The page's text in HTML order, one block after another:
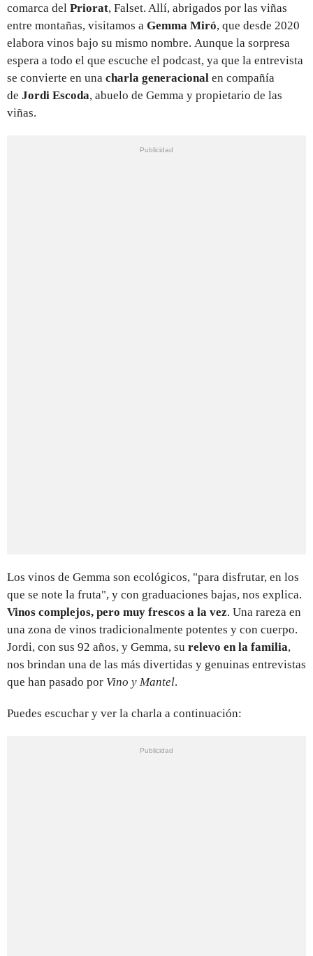
comarca del Priorat, Falset. Allí, abrigados por las viñas
entre montañas, visitamos a Gemma Miró, que desde 2020
elabora vinos bajo su mismo nombre. Aunque la sorpresa
espera a todo el que escuche el podcast, ya que la entrevista
se convierte en una charla generacional en compañía
de Jordi Escoda, abuelo de Gemma y propietario de las
viñas.
Los vinos de Gemma son ecológicos, "para disfrutar, en los
que se note la fruta", y con graduaciones bajas, nos explica.
Vinos complejos, pero muy frescos a la vez. Una rareza en
una zona de vinos tradicionalmente potentes y con cuerpo.
Jordi, con sus 92 años, y Gemma, su relevo en la familia,
nos brindan una de las más divertidas y genuinas entrevistas
que han pasado por Vino y Mantel.
Puedes escuchar y ver la charla a continuación: